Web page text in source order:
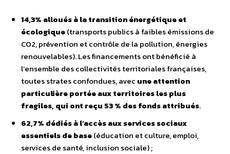
14,3% alloués à la transition énergétique et
écologique(transports publics à faibles émissions de
CO2, prévention et contrôle de la pollution, énergies
renouvelables). Les financements ont bénéficié à
l’ensemble des collectivités territoriales françaises,
toutes strates confondues, avec une attention
particulière portée aux territoires les plus
fragiles, qui ont reçu 53 % des fonds attribués.
62,7% dédiés à l’accès aux services sociaux
essentiels de base(éducation et culture, emploi,
services de santé, inclusion sociale) ;